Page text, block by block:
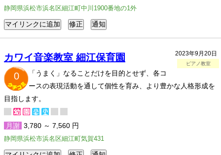
静岡県浜松市浜名区細江町中川1900番地の1外
2023年9月20日
ピアノ教室
カワイ音楽教室 細江保育園
0
「うまく」なることだけを目的とせず、各コ
ースの表現活動を通して個性を育み、より豊かな人格形成を
目指します。
月謝 3,780 ～ 7,560 円
静岡県浜松市浜名区細江町気賀431